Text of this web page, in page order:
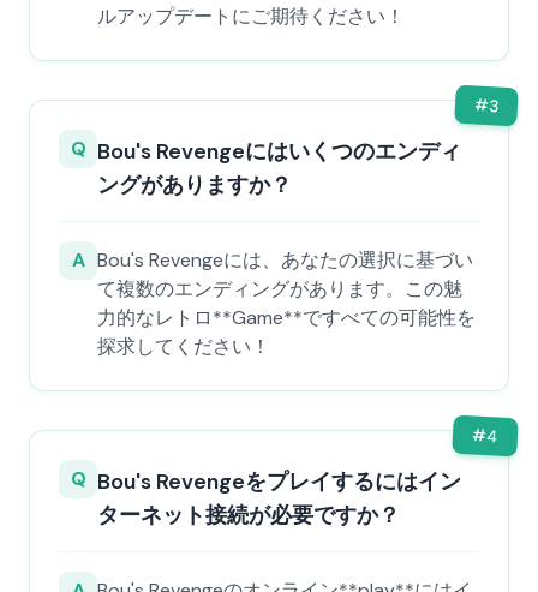
ルアップデートにご期待ください！
#3
Q Bou's Revengeにはいくつのエンディ
ングがありますか？
A Bou's Revengeには、あなたの選択に基づい
て複数のエンディングがあります。この魅
力的なレトロ**Game**ですべての可能性を
探求してください！
#4
Q Bou's Revengeをプレイするにはイン
ターネット接続が必要ですか？